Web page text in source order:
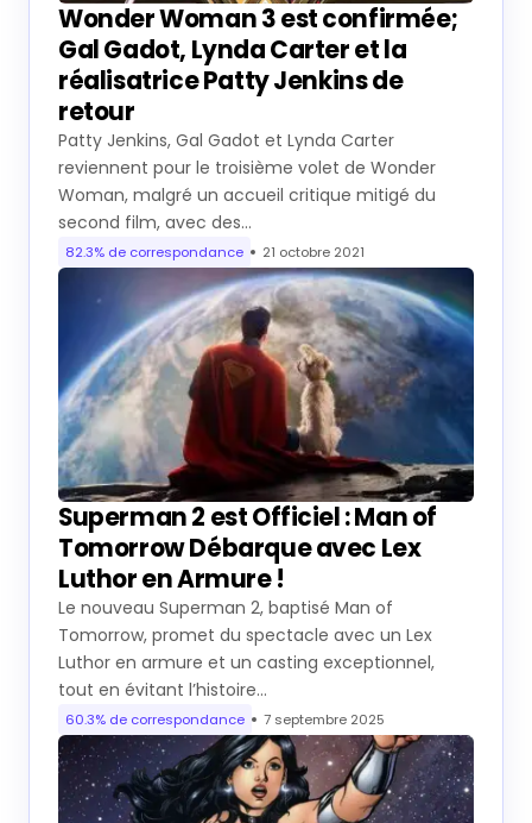
Wonder Woman 3 est confirmée;
Gal Gadot, Lynda Carter et la
réalisatrice Patty Jenkins de
retour
Patty Jenkins, Gal Gadot et Lynda Carter
reviennent pour le troisième volet de Wonder
Woman, malgré un accueil critique mitigé du
second film, avec des…
82.3% de correspondance 21 octobre 2021
Superman 2 est Officiel : Man of
Tomorrow Débarque avec Lex
Luthor en Armure !
Le nouveau Superman 2, baptisé Man of
Tomorrow, promet du spectacle avec un Lex
Luthor en armure et un casting exceptionnel,
tout en évitant l’histoire…
60.3% de correspondance 7 septembre 2025